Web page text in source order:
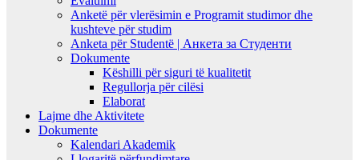
Anketë për vlerësimin e Programit studimor dhe
kushteve për studim
Anketa për Studentë | Анкета за Студенти
Dokumente
Këshilli për siguri të kualitetit
Regullorja për cilësi
Elaborat
Lajme dhe Aktivitete
Dokumente
Kalendari Akademik